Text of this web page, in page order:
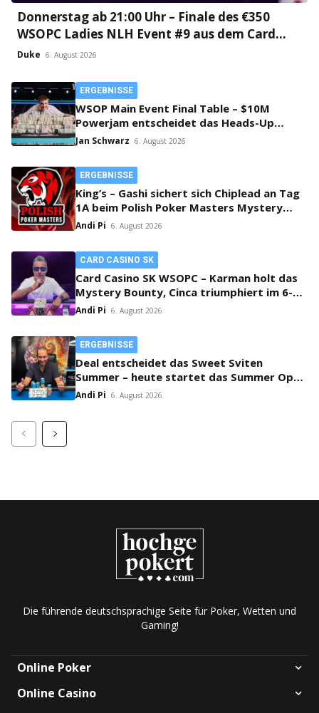
Donnerstag ab 21:00 Uhr – Finale des €350
WSOPC Ladies NLH Event #9 aus dem Card
Casino SK!
Duke 6. August 2026
ERGEBNISSE
WSOP Main Event Final Table – $10M
Powerjam entscheidet das Heads-Up
zwischen Jumalon und Saaskilahti!
Jan Schwarz 6. August 2026
ERGEBNISSE
King’s – Gashi sichert sich Chiplead an Tag
1A beim Polish Poker Masters Mystery
Bounty!
Andi Pi 6. August 2026
CARD CASINO SK
Card Casino SK WSOPC – Karman holt das
Mystery Bounty, Cinca triumphiert im 6-
Max!
Andi Pi 6. August 2026
ERGEBNISSE
Deal entscheidet das Sweet Sviten
Summer – heute startet das Summer Open
Bounty!
Andi Pi 6. August 2026
Die führende deutschsprachige Seite für Poker, Wetten und
Gaming!
Online Poker
Online Casino